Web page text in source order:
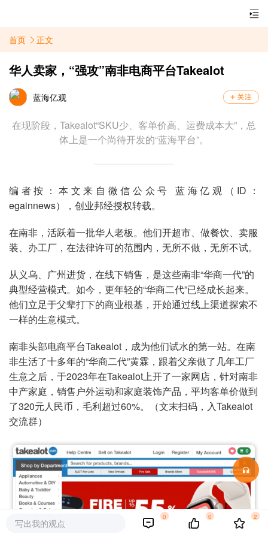
首页 正文
华人卖家，“强攻”南非电商平台Takealot
蓝海亿观
在现阶段，Takealot“SKU少、客单价高、运费成本大”，总
体上是一个尚待开发的“蓝海平台”。
编者按：本文来自微信公众号 蓝海亿观（ID：
egainnews），创业邦经授权转载。
在南非，活跃着一批华人老板。他们开超市、做餐饮、卖服
装、办工厂，在法律许可的范围内，无所不做，无所不试。
从义乌、广州进货，在线下销售，是这些南非“华商一代”的
典型经营模式。如今，更年轻的“华商二代”已经成长起来。
他们立足于父辈打下的商业根基，开始通过线上渠道探索不
一样的生意模式。
南非头部电商平台Takealot，成为他们试水的第一站。在南
非生活了十多年的“华商二代”黄霖，跟着父亲做了几年工厂
生意之后，于2023年在Takealot上开了一家网店，针对南非
中产家庭，销售户外运动和家庭装饰产品，平均客单价做到
了320元人民币，毛利超过60%。（文末扫码，入Takealot
交流群）
写出我的观点
0 0 2